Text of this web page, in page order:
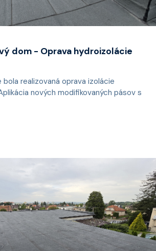
dom - Oprava hydroizolácie
realizovaná oprava izolácie
nových modifikovaných pásov s